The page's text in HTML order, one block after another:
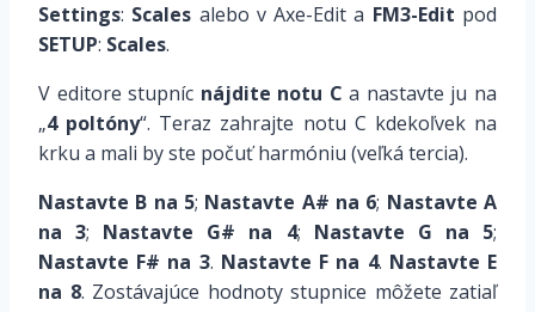
Settings: Scales alebo v Axe-Edit a FM3-Edit pod
SETUP: Scales.
V editore stupníc nájdite notu C a nastavte ju na
„4 poltóny“. Teraz zahrajte notu C kdekoľvek na
krku a mali by ste počuť harmóniu (veľká tercia).
Nastavte B na 5; Nastavte A# na 6; Nastavte A
na 3; Nastavte G# na 4; Nastavte G na 5;
Nastavte F# na 3. Nastavte F na 4. Nastavte E
na 8. Zostávajúce hodnoty stupnice môžete zatiaľ